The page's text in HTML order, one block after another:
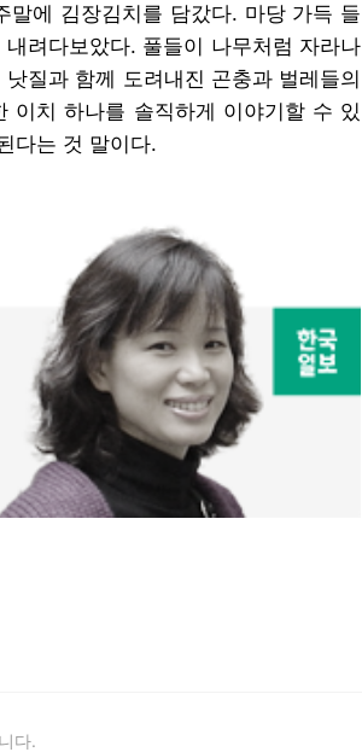
말에 김장김치를 담갔다. 마당 가득 들
려다보았다. 풀들이 나무처럼 자라나
질과 함께 도려내진 곤충과 벌레들의
이치 하나를 솔직하게 이야기할 수 있
다는 것 말이다.
다.